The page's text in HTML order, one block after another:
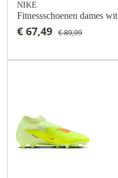
NIKE
Fitnessschoenen dames wit
€ 67,49 € 89,99